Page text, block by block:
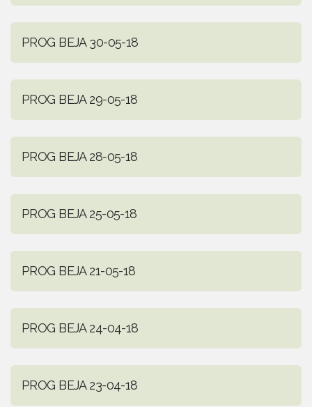
PROG BEJA 30-05-18
PROG BEJA 29-05-18
PROG BEJA 28-05-18
PROG BEJA 25-05-18
PROG BEJA 21-05-18
PROG BEJA 24-04-18
PROG BEJA 23-04-18